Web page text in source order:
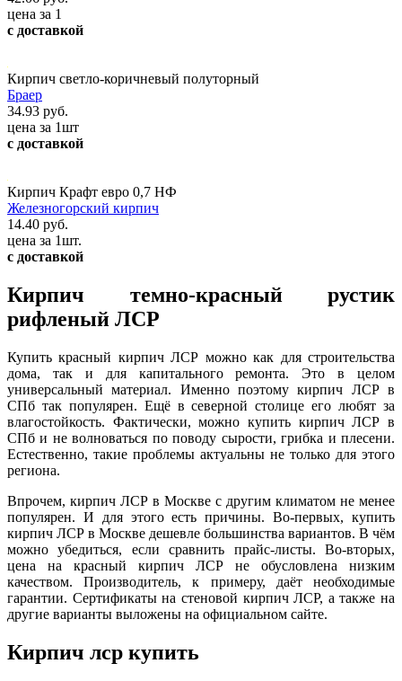
цена за 1
с доставкой
Кирпич светло-коричневый полуторный
Браер
34.93 руб.
цена за 1шт
с доставкой
Кирпич Крафт евро 0,7 НФ
Железногорский кирпич
14.40 руб.
цена за 1шт.
с доставкой
Кирпич темно-красный рустик
рифленый ЛСР
Купить красный кирпич ЛСР можно как для строительства
дома, так и для капитального ремонта. Это в целом
универсальный материал. Именно поэтому кирпич ЛСР в
СПб так популярен. Ещё в северной столице его любят за
влагостойкость. Фактически, можно купить кирпич ЛСР в
СПб и не волноваться по поводу сырости, грибка и плесени.
Естественно, такие проблемы актуальны не только для этого
региона.
Впрочем, кирпич ЛСР в Москве с другим климатом не менее
популярен. И для этого есть причины. Во-первых, купить
кирпич ЛСР в Москве дешевле большинства вариантов. В чём
можно убедиться, если сравнить прайс-листы. Во-вторых,
цена на красный кирпич ЛСР не обусловлена низким
качеством. Производитель, к примеру, даёт необходимые
гарантии. Сертификаты на стеновой кирпич ЛСР, а также на
другие варианты выложены на официальном сайте.
Кирпич лср купить